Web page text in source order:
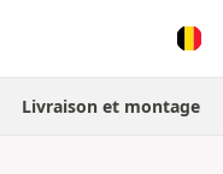
Livraison et montage